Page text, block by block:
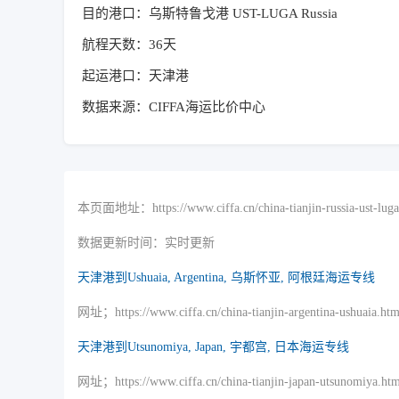
目的港口：乌斯特鲁戈港 UST-LUGA Russia
航程天数：36天
起运港口：天津港
数据来源：CIFFA海运比价中心
本页面地址：https://www.ciffa.cn/china-tianjin-russia-ust-
数据更新时间：实时更新
天津港到Ushuaia, Argentina, 乌斯怀亚, 阿根廷海运专线
网址；https://www.ciffa.cn/china-tianjin-argentina-
天津港到Utsunomiya, Japan, 宇都宫, 日本海运专线
网址；https://www.ciffa.cn/china-tianjin-japan-